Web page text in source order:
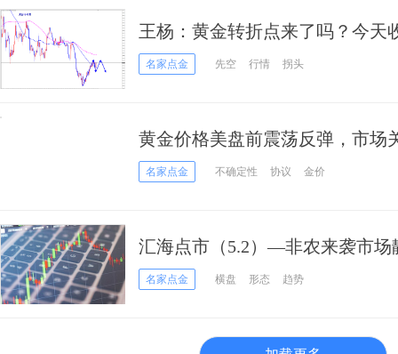
王杨：黄金转折点来了吗？今天
名家点金 先空 行情 拐头
黄金价格美盘前震荡反弹，市场
名家点金 不确定性 协议 金价
汇海点市（5.2）—非农来袭市场
激！
名家点金 横盘 形态 趋势